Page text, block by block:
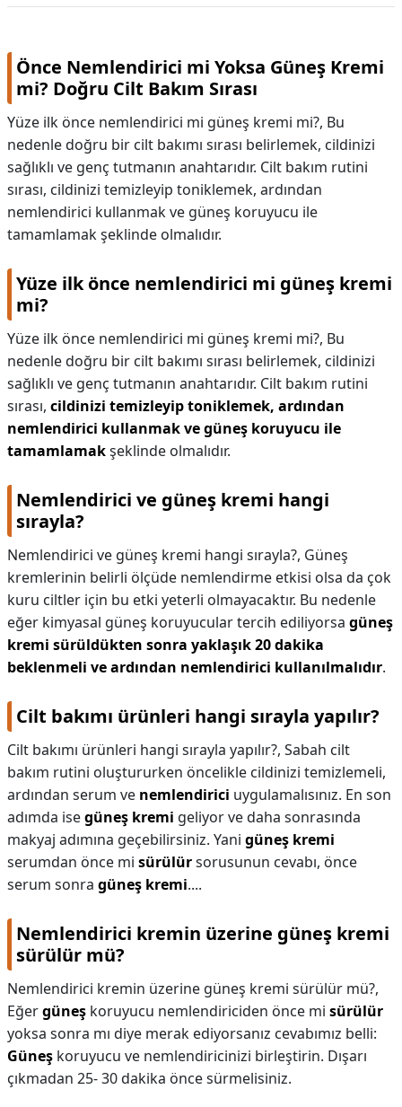
Önce Nemlendirici mi Yoksa Güneş Kremi
mi? Doğru Cilt Bakım Sırası
Yüze ilk önce nemlendirici mi güneş kremi mi?, Bu
nedenle doğru bir cilt bakımı sırası belirlemek, cildinizi
sağlıklı ve genç tutmanın anahtarıdır. Cilt bakım rutini
sırası, cildinizi temizleyip toniklemek, ardından
nemlendirici kullanmak ve güneş koruyucu ile
tamamlamak şeklinde olmalıdır.
Yüze ilk önce nemlendirici mi güneş kremi
mi?
Yüze ilk önce nemlendirici mi güneş kremi mi?, Bu
nedenle doğru bir cilt bakımı sırası belirlemek, cildinizi
sağlıklı ve genç tutmanın anahtarıdır. Cilt bakım rutini
sırası, cildinizi temizleyip toniklemek, ardından
nemlendirici kullanmak ve güneş koruyucu ile
tamamlamakşeklinde olmalıdır.
Nemlendirici ve güneş kremi hangi
sırayla?
Nemlendirici ve güneş kremi hangi sırayla?, Güneş
kremlerinin belirli ölçüde nemlendirme etkisi olsa da çok
kuru ciltler için bu etki yeterli olmayacaktır. Bu nedenle
eğer kimyasal güneş koruyucular tercih ediliyorsa güneş
kremi sürüldükten sonra yaklaşık 20 dakika
beklenmeli ve ardından nemlendirici kullanılmalıdır.
Cilt bakımı ürünleri hangi sırayla yapılır?
Cilt bakımı ürünleri hangi sırayla yapılır?, Sabah cilt
bakım rutini oluştururken öncelikle cildinizi temizlemeli,
ardından serum ve nemlendirici uygulamalısınız. En son
adımda isegüneş kremi geliyor ve daha sonrasında
makyaj adımına geçebilirsiniz. Yani güneş kremi
serumdan önce mi sürülürsorusunun cevabı, önce
serum sonra güneş kremi....
Nemlendirici kremin üzerine güneş kremi
sürülür mü?
Nemlendirici kremin üzerine güneş kremi sürülür mü?,
Eğergüneş koruyucu nemlendiriciden önce mi sürülür
yoksa sonra mı diye merak ediyorsanız cevabımız belli:
Güneş koruyucu ve nemlendiricinizi birleştirin. Dışarı
çıkmadan 25- 30 dakika önce sürmelisiniz.